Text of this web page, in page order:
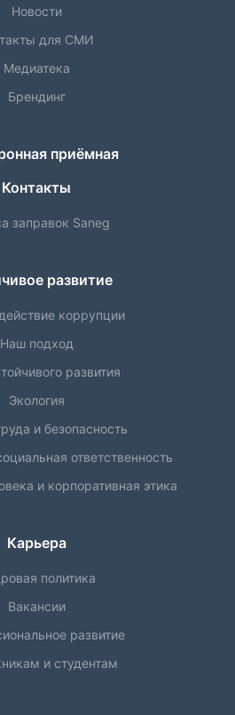
Новости
для СМИ
Медиатека
Брендинг
приёмная
Контакты
заправок Saneg
развитие
коррупции
Наш подход
развития
Экология
и безопасность
ответственность
и корпоративная этика
Карьера
политика
Вакансии
развитие
и студентам